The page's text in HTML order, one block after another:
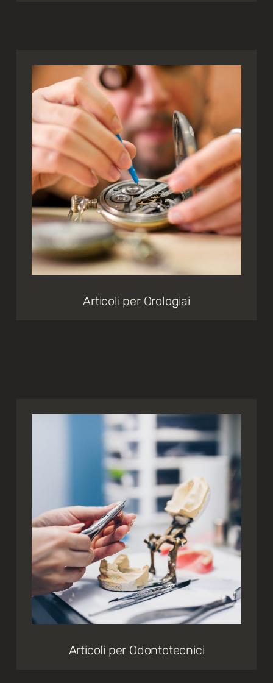
Articoli per Orologiai
Articoli per Odontotecnici